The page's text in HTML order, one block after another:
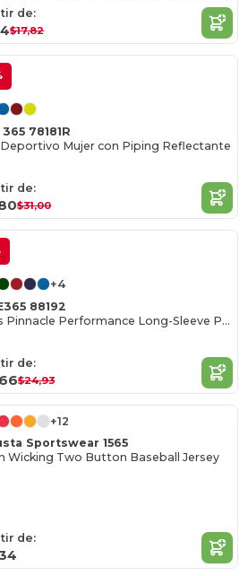
de:
$17,82
78181R
Mujer con Piping Reflectante
de:
$31,00
+4
88192
Men's Pinnacle Performance Long-Sleeve Piqué Polo
de:
$24,93
+12
Sportswear 1565
Wicking Two Button Baseball Jersey
de: